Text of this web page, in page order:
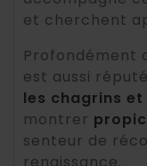
et cherchent
Profondément
est aussi
les chagrins
montrer
senteur de